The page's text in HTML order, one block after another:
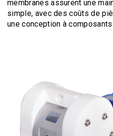
membranes assurent une
simple, avec des coûts de
une conception à